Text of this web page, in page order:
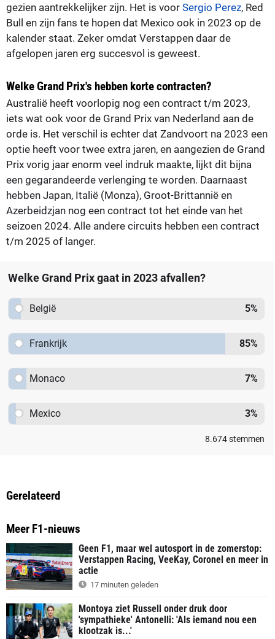
gezien aantrekkelijker zijn. Het is voor Sergio Perez, Red
Bull en zijn fans te hopen dat Mexico ook in 2023 op de
kalender staat. Zeker omdat Verstappen daar de
afgelopen jaren erg succesvol is geweest.
Welke Grand Prix's hebben korte contracten?
Australië heeft voorlopig nog een contract t/m 2023,
iets wat ook voor de Grand Prix van Nederland aan de
orde is. Het verschil is echter dat Zandvoort na 2023 een
optie heeft voor twee extra jaren, en aangezien de Grand
Prix vorig jaar enorm veel indruk maakte, lijkt dit bijna
een gegarandeerde verlenging te worden. Daarnaast
hebben Japan, Italië (Monza), Groot-Brittannië en
Azerbeidzjan nog een contract tot het einde van het
seizoen 2024. Alle andere circuits hebben een contract
t/m 2025 of langer.
Welke Grand Prix gaat in 2023 afvallen?
België 5%
Frankrijk 85%
Monaco 7%
Mexico 3%
8.674stemmen
Gerelateerd
Meer F1-nieuws
Geen F1, maar wel autosport in de zomerstop:
Verstappen Racing, VeeKay, Coronel en meer in
actie
17 minuten geleden
Montoya ziet Russell onder druk door
'sympathieke' Antonelli: 'Als iemand nou een
klootzak is...'